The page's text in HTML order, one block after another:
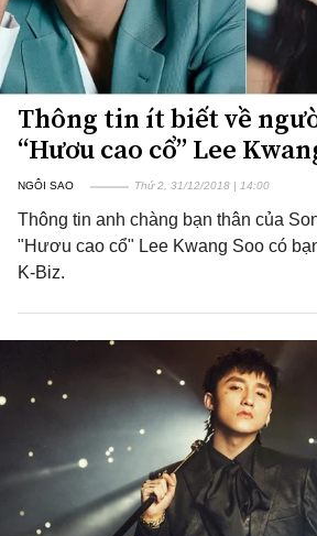
Thông tin ít biết về
“Hươu cao cổ” Lee
NGÔI SAO Thứ 2, 31/12/2018 | 14:00
Thông tin anh chàng bạn thân của
"Hươu cao cổ" Lee Kwang Soo có
K-Biz.